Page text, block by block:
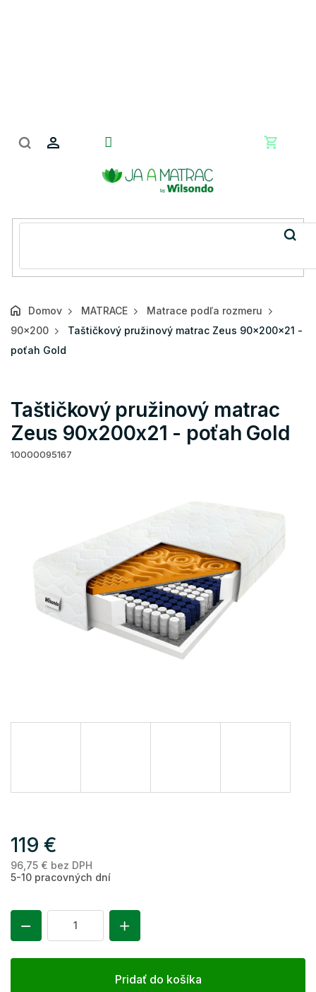
Domov MATRACE
Matrace podľa rozmeru
90x200
Taštičkový pružinový matrac Zeus 90x200x21 -
poťah Gold
Taštičkový pružinový matrac
Zeus 90x200x21 - poťah Gold
10000095167
119 €
96,75 € bez DPH
5-10 pracovných dní
Pridať do košíka